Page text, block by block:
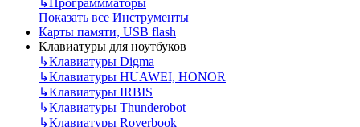
Показать все Инструменты
Карты памяти, USB flash
Клавиатуры для ноутбуков
↳Клавиатуры Digma
↳Клавиатуры HUAWEI, HONOR
↳Клавиатуры IRBIS
↳Клавиатуры Thunderobot
↳Клавиатуры Roverbook